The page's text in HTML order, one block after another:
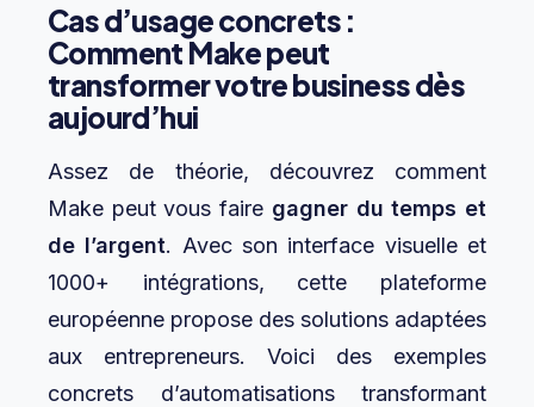
Cas d’usage concrets :
Comment Make peut
transformer votre business dès
aujourd’hui
Assez de théorie, découvrez comment
Make peut vous faire gagner du temps et
de l’argent. Avec son interface visuelle et
1000+ intégrations, cette plateforme
européenne propose des solutions adaptées
aux entrepreneurs. Voici des exemples
concrets d’automatisations transformant